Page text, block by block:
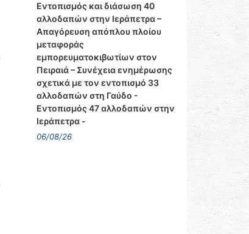
Εντοπισμός και διάσωση 40
αλλοδαπών στην Ιεράπετρα –
Απαγόρευση απόπλου πλοίου
μεταφοράς
εμπορευματοκιβωτίων στον
Πειραιά – Συνέχεια ενημέρωσης
σχετικά με τον εντοπισμό 33
αλλοδαπών στη Γαύδο -
Εντοπισμός 47 αλλοδαπών στην
Ιεράπετρα -
06/08/26